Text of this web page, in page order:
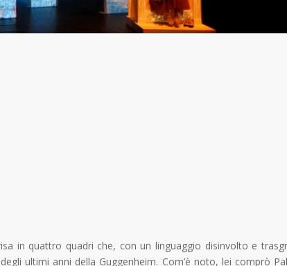
in quattro quadri che, con un linguaggio disinvolto e
ultimi anni della Guggenheim. Com’è noto, lei comprò